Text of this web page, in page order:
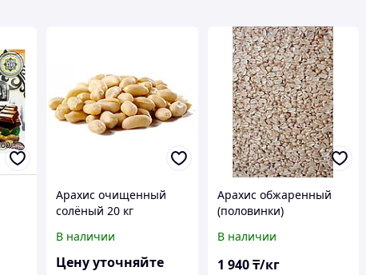
Арахис очищенный
солёный 20 кг
В наличии
Цену уточняйте
Арахис обжаренный
(половинки)
В наличии
1 940 ₸/кг